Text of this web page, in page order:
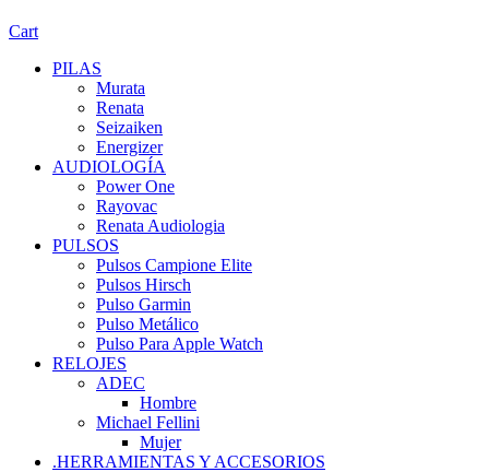
Cart
PILAS
Murata
Renata
Seizaiken
Energizer
AUDIOLOGÍA
Power One
Rayovac
Renata Audiologia
PULSOS
Pulsos Campione Elite
Pulsos Hirsch
Pulso Garmin
Pulso Metálico
Pulso Para Apple Watch
RELOJES
ADEC
Hombre
Michael Fellini
Mujer
.HERRAMIENTAS Y ACCESORIOS